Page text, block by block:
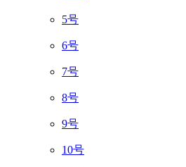
5号
6号
7号
8号
9号
10号